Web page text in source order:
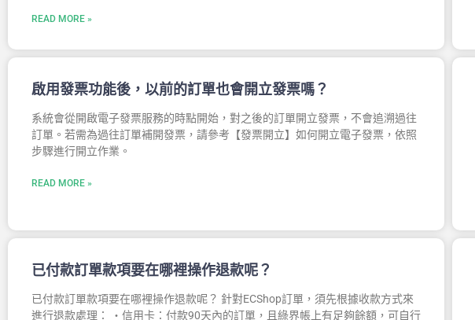
READ MORE »
啟用發票功能後，以前的訂單也會開立發票嗎？
系統會從開啟電子發票服務的時點開始，對之後的訂單開立發票，不會追溯過往
訂單。若需為過往訂單補開發票，請參考【發票開立】如何開立電子發票，依照
步驟進行開立作業。
READ MORE »
已付款訂單款項要在哪裡操作退款呢？
已付款訂單款項要在哪裡操作退款呢？ 針對ECShop訂單，須先根據收款方式來
進行退款處理： ・信用卡：付款90天內的訂單，且綠界帳上有足夠餘額，可自行